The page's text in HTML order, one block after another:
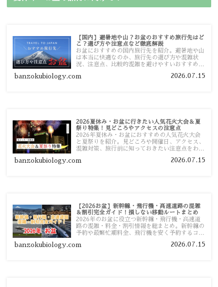
【国内】避暑地や山？お盆のおすすめ旅行先はど
こ？選び方や注意点など徹底解説
お盆におすすめの国内旅行先を紹介。避暑地や山
は本当に快適なのか、旅行先の選び方や混雑状
況、注意点、比較的混雑を避けやすいおすすめス
す。
banzokubiology.com 2026.07.15
2026夏休み・お盆に行きたい人気花火大会＆夏
祭り特集！見どころやアクセスの注意点
2026年夏休み・お盆におすすめの人気花火大会
と夏祭りを紹介。見どころや開催日、アクセス、
混雑対策、旅行前に知っておきたい注意点をわか
banzokubiology.com 2026.07.15
【2026お盆】新幹線・飛行機・高速道路の混雑
＆割引完全ガイド！損しない移動ルートまとめ
2026年のお盆に役立つ新幹線・飛行機・高速道
路の混雑・料金・割引情報を総まとめ。新幹線の
予約や最繁忙期料金、飛行機を安く予約するコ
い移動方法を分かりやすく解説します。
banzokubiology.com 2026.07.15